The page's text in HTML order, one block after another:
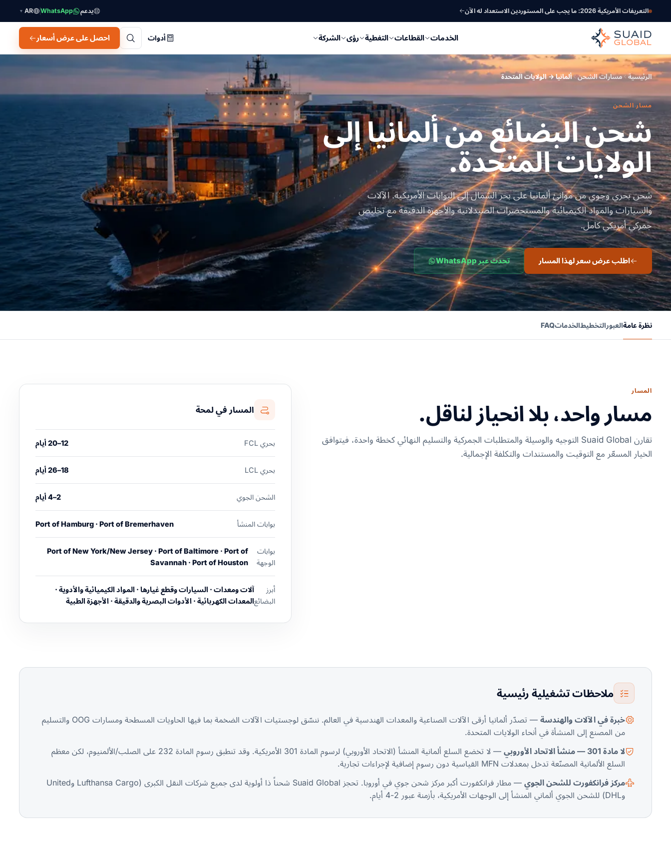
التعريفات الأمريكية 2026: ما يجب على المستوردين الاستعداد له الآن يدعم WhatsApp
AR
▼
الخدمات القطاعات التغطية رؤى الشركة أدوات احصل على عرض أسعار
الرئيسية مسارات الشحن ألمانيا → الولايات المتحدة
مسار الشحن
شحن البضائع من ألمانيا إلى
الولايات المتحدة.
شحن بحري وجوي من موانئ ألمانيا على بحر الشمال إلى البوابات الأمريكية. الآلات
والسيارات والمواد الكيميائية والمستحضرات الصيدلانية والأجهزة الدقيقة مع تخليص
جمركي أمريكي كامل.
اطلب عرض سعر لهذا المسار تحدث عبر WhatsApp
نظرة عامةالعبورالتخطيطالخدماتFAQ
المسار
مسار واحد، بلا انحياز لناقل.
تقارن Suaid Global التوجيه والوسيلة والمتطلبات الجمركية والتسليم النهائي كخطة واحدة، فيتوافق
الخيار المسعّر مع التوقيت والمستندات والتكلفة الإجمالية.
المسار في لمحة
بحري FCL 12–20 أيام
بحري LCL 18–26 أيام
الشحن الجوي 2–4 أيام
بوابات المنشأ Port of Hamburg · Port of Bremerhaven
بوابات
الوجهة
Port of New York/New Jersey · Port of Baltimore · Port of
Savannah · Port of Houston
أبرز
البضائع
آلات ومعدات · السيارات وقطع غيارها · المواد الكيميائية والأدوية ·
المعدات الكهربائية · الأدوات البصرية والدقيقة · الأجهزة الطبية
ملاحظات تشغيلية رئيسية
خبرة في الآلات والهندسة
— تصدّر ألمانيا أرقى الآلات الصناعية والمعدات الهندسية في العالم. ننسّق لوجستيات الآلات الضخمة بما فيها الحاويات المسطحة ومسارات OOG والتسليم
من المصنع إلى المنشأة في أنحاء الولايات المتحدة.
لا مادة 301 — منشأ الاتحاد الأوروبي
— لا تخضع السلع ألمانية المنشأ (الاتحاد الأوروبي) لرسوم المادة 301 الأمريكية. وقد تنطبق رسوم المادة 232 على الصلب/الألمنيوم، لكن معظم
السلع الألمانية المصنّعة تدخل بمعدلات MFN القياسية دون رسوم إضافية لإجراءات تجارية.
مركز فرانكفورت للشحن الجوي
— مطار فرانكفورت أكبر مركز شحن جوي في أوروبا. تحجز Suaid Global شحناً ذا أولوية لدى جميع شركات النقل الكبرى (Lufthansa Cargo وUnited
وDHL) للشحن الجوي ألماني المنشأ إلى الوجهات الأمريكية، بأزمنة عبور 2-4 أيام.